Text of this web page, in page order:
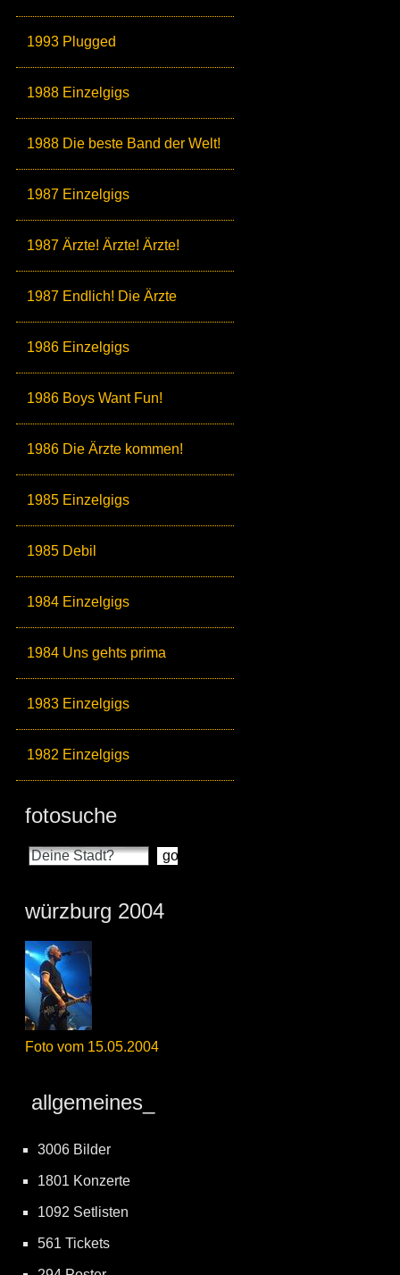
1993 Plugged
1988 Einzelgigs
1988 Die beste Band der Welt!
1987 Einzelgigs
1987 Ärzte! Ärzte! Ärzte!
1987 Endlich! Die Ärzte
1986 Einzelgigs
1986 Boys Want Fun!
1986 Die Ärzte kommen!
1985 Einzelgigs
1985 Debil
1984 Einzelgigs
1984 Uns gehts prima
1983 Einzelgigs
1982 Einzelgigs
fotosuche
würzburg 2004
Foto vom 15.05.2004
allgemeines_
3006 Bilder
1801 Konzerte
1092 Setlisten
561 Tickets